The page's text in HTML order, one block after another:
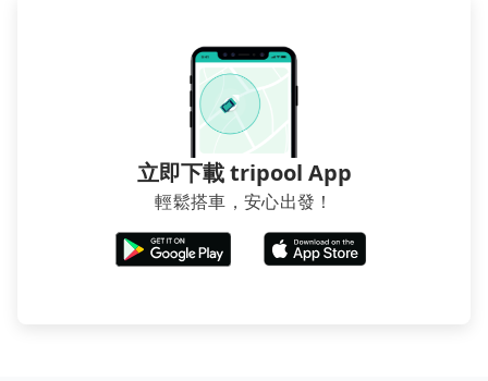
立即下載 tripool App
輕鬆搭車，安心出發！